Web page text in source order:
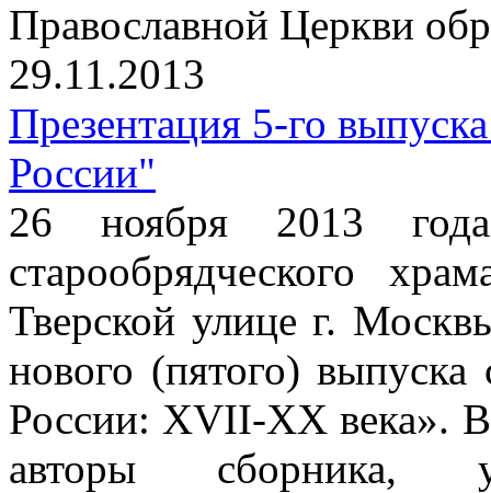
Православной Церкви
29.11.2013
Презентация 5-го
России"
26 ноября 2013
старообрядческого
Тверской улице г.
нового (пятого) выпуска
России: XVII-XX века».
авторы сборника,